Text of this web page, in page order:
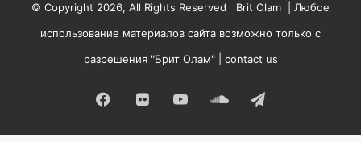
© Copyright 2026, All Rights Reserved Brit Olam | Любое
использование материалов сайта возможно только с
разрешения "Брит Олам" | contact us
Facebook
FlickrYouTubeSoundCloud
Telegram